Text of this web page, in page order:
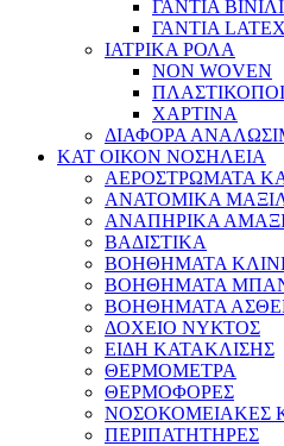
ΓΑΝΤΙΑ
ΓΑΝΤΙΑ LATEX
ΙΑΤΡΙΚΑ ΡΟΛΑ
NON WOVEN
ΧΑΡΤΙΝΑ
ΔΙΑΦΟΡΑ
ΚΑΤ ΟΙΚΟΝ ΝΟΣΗΛΕΙΑ
ΑΕΡΟΣΤΡΩΜΑΤΑ
ΑΝΑΤΟΜΙΚΑ
ΑΝΑΠΗΡΙΚΑ
ΒΑΔΙΣΤΙΚΑ
ΒΟΗΘΗΜΑΤΑ
ΒΟΗΘΗΜΑΤΑ
ΒΟΗΘΗΜΑΤΑ
ΔΟΧΕΙΟ ΝΥΚΤΟΣ
ΕΙΔΗ ΚΑΤΑΚΛΙΣΗΣ
ΘΕΡΜΟΜΕΤΡΑ
ΘΕΡΜΟΦΟΡΕΣ
ΝΟΣΟΚΟΜΕΙΑΚΕΣ
ΠΕΡΙΠΑΤΗΤΗΡΕΣ